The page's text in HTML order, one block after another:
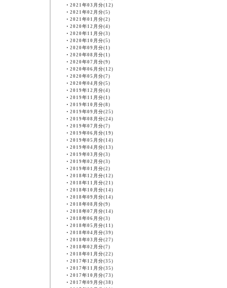
・ 2021年03月分(12)
・ 2021年02月分(5)
・ 2021年01月分(2)
・ 2020年12月分(4)
・ 2020年11月分(3)
・ 2020年10月分(5)
・ 2020年09月分(1)
・ 2020年08月分(1)
・ 2020年07月分(9)
・ 2020年06月分(12)
・ 2020年05月分(7)
・ 2020年04月分(5)
・ 2019年12月分(4)
・ 2019年11月分(1)
・ 2019年10月分(8)
・ 2019年09月分(25)
・ 2019年08月分(24)
・ 2019年07月分(7)
・ 2019年06月分(19)
・ 2019年05月分(14)
・ 2019年04月分(13)
・ 2019年03月分(3)
・ 2019年02月分(3)
・ 2019年01月分(2)
・ 2018年12月分(12)
・ 2018年11月分(21)
・ 2018年10月分(14)
・ 2018年09月分(14)
・ 2018年08月分(9)
・ 2018年07月分(14)
・ 2018年06月分(3)
・ 2018年05月分(11)
・ 2018年04月分(39)
・ 2018年03月分(27)
・ 2018年02月分(7)
・ 2018年01月分(22)
・ 2017年12月分(35)
・ 2017年11月分(35)
・ 2017年10月分(73)
・ 2017年09月分(38)